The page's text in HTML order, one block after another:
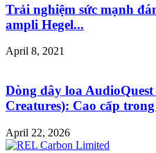
Trải nghiệm sức mạnh
ampli Hegel...
April 8, 2021
Dòng dây loa
Creatures): Cao cấp
April 22, 2026